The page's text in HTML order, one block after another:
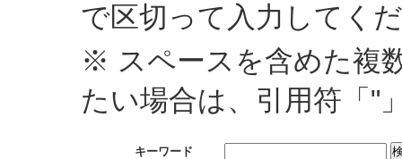
で区切って入力してく
※ スペースを含めた複
たい場合は、引用符「"
キーワード